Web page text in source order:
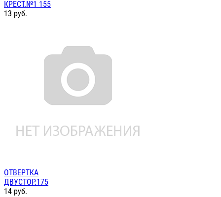
КРЕСТ.№1 155
13 руб.
ОТВЕРТКА
ДВУСТОР.175
14 руб.